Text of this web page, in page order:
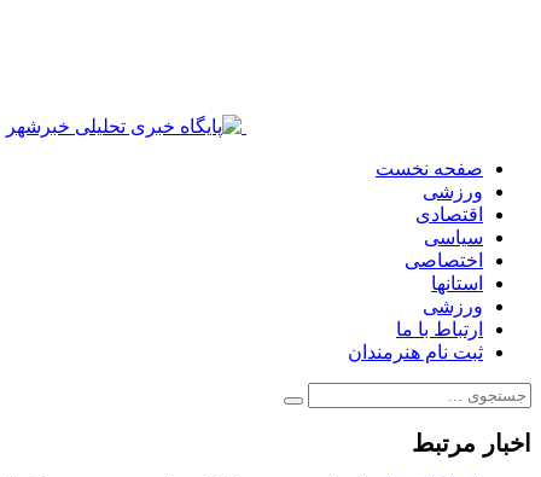
صفحه نخست
ورزشی
اقتصادی
سیاسی
اختصاصی
استانها
ورزشی
ارتباط با ما
ثبت نام هنرمندان
اخبار مرتبط